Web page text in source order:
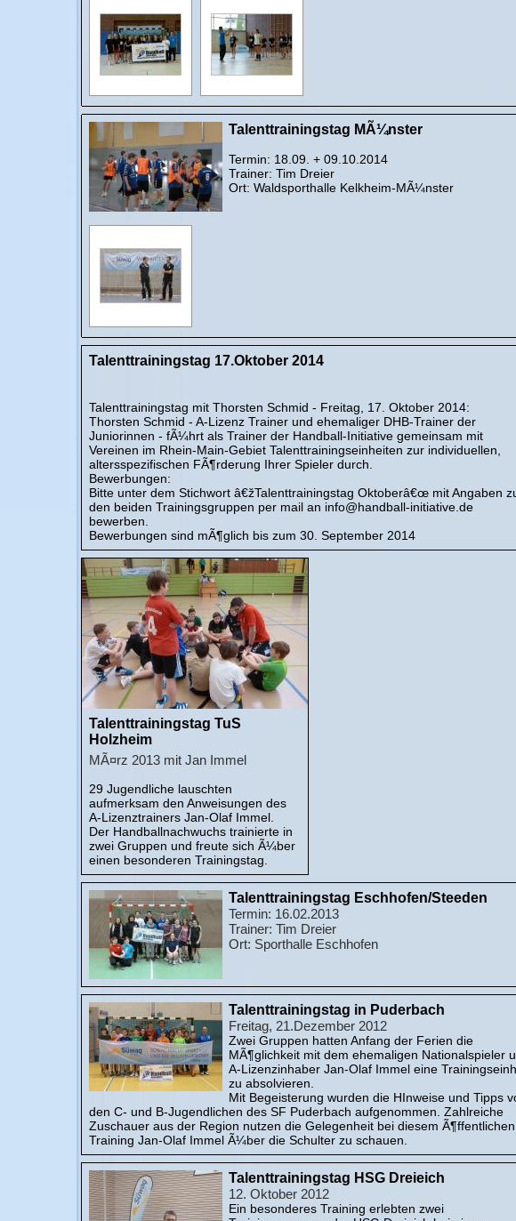
Talenttrainingstag MÃ¼nster
Termin: 18.09. + 09.10.2014
Trainer: Tim Dreier
Ort: Waldsporthalle Kelkheim-MÃ¼nster
Talenttrainingstag 17.Oktober 2014
Talenttrainingstag mit Thorsten Schmid - Freitag, 17. Oktober 2014:
Thorsten Schmid - A-Lizenz Trainer und ehemaliger DHB-Trainer der
Juniorinnen - fÃ¼hrt als Trainer der Handball-Initiative gemeinsam mit
Vereinen im Rhein-Main-Gebiet Talenttrainingseinheiten zur individuellen,
altersspezifischen FÃ¶rderung Ihrer Spieler durch.
Bewerbungen:
Bitte unter dem Stichwort â€žTalenttrainingstag Oktoberâ€œ mit Angaben
den beiden Trainingsgruppen per mail an info@handball-initiative.de
bewerben.
Bewerbungen sind mÃ¶glich bis zum 30. September 2014
Talenttrainingstag TuS
Holzheim
MÃ¤rz 2013 mit Jan Immel
29 Jugendliche lauschten
aufmerksam den Anweisungen des
A-Lizenztrainers Jan-Olaf Immel.
Der Handballnachwuchs trainierte in
zwei Gruppen und freute sich Ã¼ber
einen besonderen Trainingstag.
Talenttrainingstag Eschhofen/Steeden
Termin: 16.02.2013
Trainer: Tim Dreier
Ort: Sporthalle Eschhofen
Talenttrainingstag in Puderbach
Freitag, 21.Dezember 2012
Zwei Gruppen hatten Anfang der Ferien die
MÃ¶glichkeit mit dem ehemaligen Nationalspieler
A-Lizenzinhaber Jan-Olaf Immel eine
zu absolvieren.
Mit Begeisterung wurden die HInweise und Tipps
den C- und B-Jugendlichen des SF Puderbach aufgenommen. Zahlreiche
Zuschauer aus der Region nutzen die Gelegenheit bei diesem Ã¶ffentlichen
Training Jan-Olaf Immel Ã¼ber die Schulter zu schauen.
Talenttrainingstag HSG Dreieich
12. Oktober 2012
Ein besonderes Training erlebten zwei